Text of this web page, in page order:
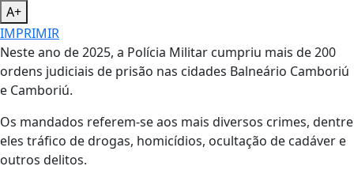
A+
IMPRIMIR
Neste ano de 2025, a Polícia Militar cumpriu mais de 200
ordens judiciais de prisão nas cidades Balneário Camboriú
e Camboriú.
Os mandados referem-se aos mais diversos crimes, dentre
eles tráfico de drogas, homicídios, ocultação de cadáver e
outros delitos.